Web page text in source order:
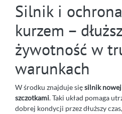
Silnik i
kurzem –
żywotność w
warunkach
W środku znajduje sięsilnik
szczotkami. Taki układ pomaga
dobrej kondycji przez dłuższy